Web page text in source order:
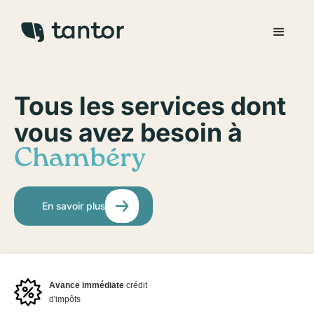
Tous les services dont
vous avez besoin à
Chambéry
En savoir plus
Avance immédiate crédit
d'impôts